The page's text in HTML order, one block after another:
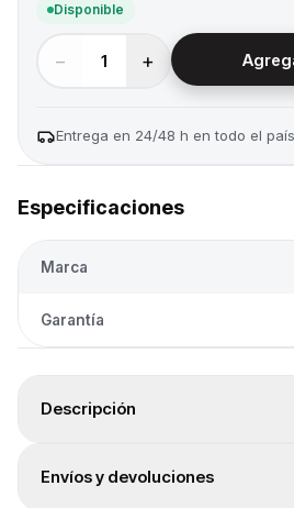
Disponible
− 1 +
Entrega en 24/48 h en todo el
Especificaciones
Marca
Garantía
Descripción
Rendimiento (páginas aprox.):
Envíos y devoluciones